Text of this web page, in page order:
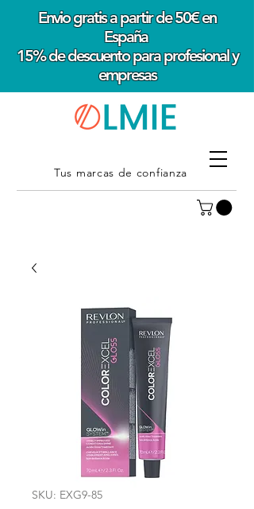
Envio gratis a partir de 50€ en
España
15% de descuento para profesional y
empresas
Tus marcas de confianza
SKU: EXG9-85